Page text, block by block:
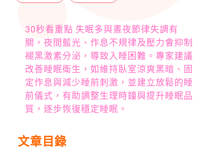
30秒看重點 失眠多與晝夜節律失調有
關，夜間藍光、作息不規律及壓力會抑制
褪黑激素分泌，導致入睡困難。專家建議
改善睡眠衛生，如維持臥室涼爽黑暗、固
定作息與減少睡前刺激，並建立放鬆的睡
前儀式，有助調整生理時鐘與提升睡眠品
質，逐步恢復穩定睡眠。
文章目錄